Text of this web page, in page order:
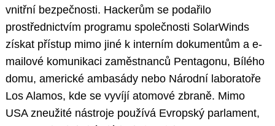
vnitřní bezpečnosti. Hackerům se podařilo
prostřednictvím programu společnosti SolarWinds
získat přístup mimo jiné k interním dokumentům a e-
mailové komunikaci zaměstnanců Pentagonu, Bílého
domu, americké ambasády nebo Národní laboratoře
Los Alamos, kde se vyvíjí atomové zbraně. Mimo
USA zneužité nástroje používá Evropský parlament,